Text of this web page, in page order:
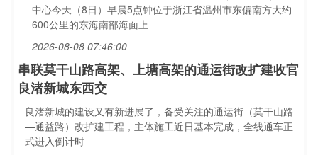
中心今天（8日）早晨5点钟位于浙江省温州市东偏南方大约
600公里的东海南部海面上
2026-08-08 07:46:00
串联莫干山路高架、上塘高架的通运街改扩建收官
良渚新城东西交
良渚新城的建设又有新进展了，备受关注的通运街（莫干山路
—通益路）改扩建工程，主体施工近日基本完成，全线通车正
式进入倒计时